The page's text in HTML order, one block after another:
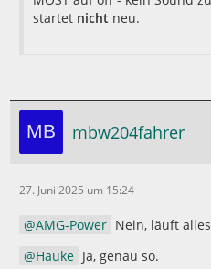
startet nicht neu.
mbw204fahrer
27. Juni 2025 um 15:24
AMG-Power Nein, läuft
Hauke Ja, genau so.